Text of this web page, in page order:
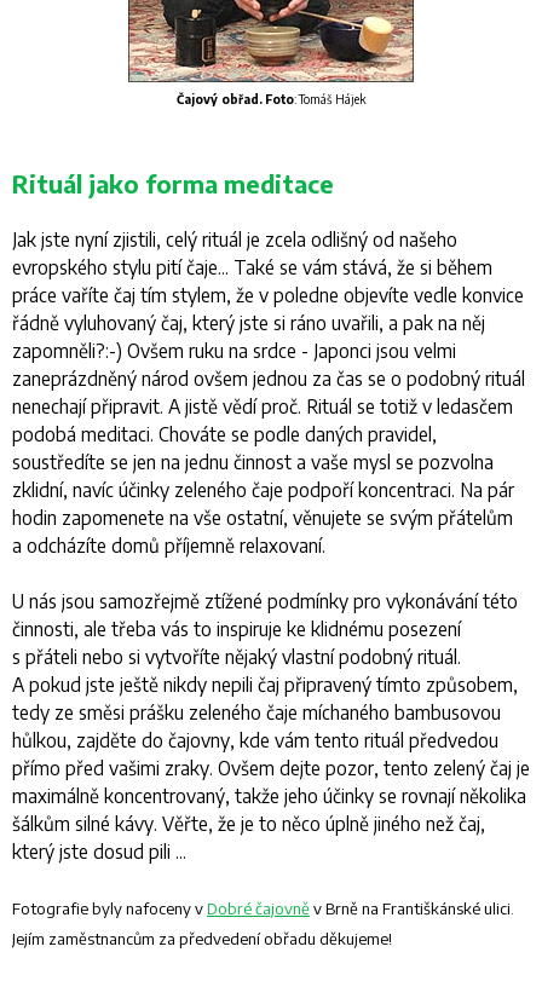
Čajový obřad. Foto: Tomáš Hájek
Rituál jako forma meditace
Jak jste nyní zjistili, celý rituál je zcela odlišný od našeho
evropského stylu pití čaje... Také se vám stává, že si během
práce vaříte čaj tím stylem, že v poledne objevíte vedle konvice
řádně vyluhovaný čaj, který jste si ráno uvařili, a pak na něj
zapomněli?:-) Ovšem ruku na srdce - Japonci jsou velmi
zaneprázdněný národ ovšem jednou za čas se o podobný rituál
nenechají připravit. A jistě vědí proč. Rituál se totiž v ledasčem
podobá meditaci. Chováte se podle daných pravidel,
soustředíte se jen na jednu činnost a vaše mysl se pozvolna
zklidní, navíc účinky zeleného čaje podpoří koncentraci. Na pár
hodin zapomenete na vše ostatní, věnujete se svým přátelům
a odcházíte domů příjemně relaxovaní.
U nás jsou samozřejmě ztížené podmínky pro vykonávání této
činnosti, ale třeba vás to inspiruje ke klidnému posezení
s přáteli nebo si vytvoříte nějaký vlastní podobný rituál.
A pokud jste ještě nikdy nepili čaj připravený tímto způsobem,
tedy ze směsi prášku zeleného čaje míchaného bambusovou
hůlkou, zajděte do čajovny, kde vám tento rituál předvedou
přímo před vašimi zraky. Ovšem dejte pozor, tento zelený čaj je
maximálně koncentrovaný, takže jeho účinky se rovnají několika
šálkům silné kávy. Věřte, že je to něco úplně jiného než čaj,
který jste dosud pili ...
Fotografie byly nafoceny vDobré čajovněv Brně na Františkánské ulici.
Jejím zaměstnancům za předvedení obřadu děkujeme!